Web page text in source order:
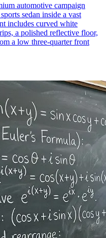
automotive campaign
sedan inside a vast
includes curved white
a polished reflective floor,
a low three-quarter front